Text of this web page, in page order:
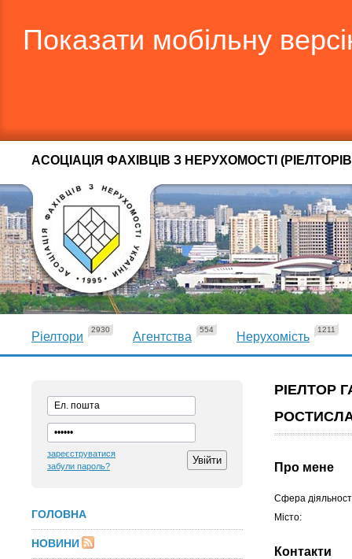
Показати мобільну
АСОЦІАЦІЯ ФАХІВЦІВ З НЕРУХОМОСТІ
Ріелтори
2930
Агентства
554
Нерухомість
1211
зареєструватися
забули пароль?
ГОЛОВНА
НОВИНИ
РІЕЛТОР
Про мене
Сфера
Місто:
Контакти